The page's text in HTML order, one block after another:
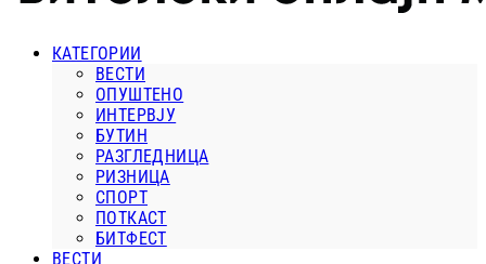
КАТЕГОРИИ
ВЕСТИ
ОПУШТЕНО
ИНТЕРВЈУ
БУТИН
РАЗГЛЕДНИЦА
РИЗНИЦА
СПОРТ
ПОТКАСТ
БИТФЕСТ
ВЕСТИ